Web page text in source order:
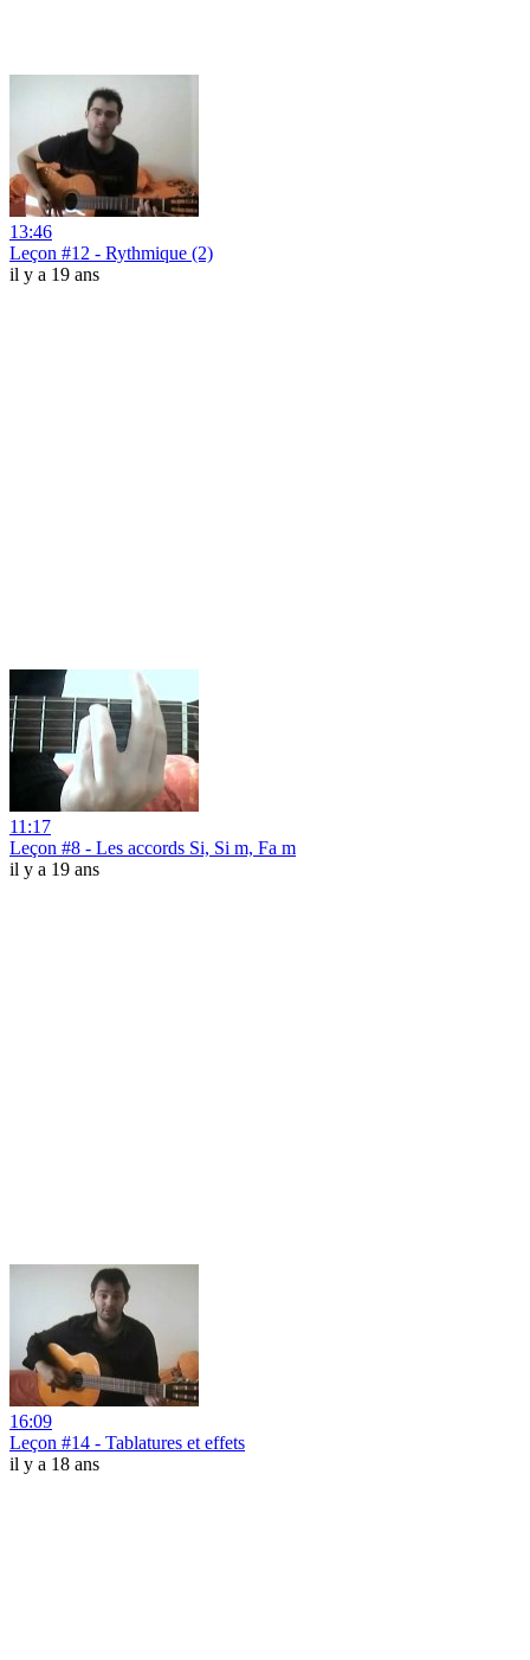
13:46
Leçon #12 - Rythmique (2)
il y a 19 ans
11:17
Leçon #8 - Les accords Si, Si m, Fa m
il y a 19 ans
16:09
Leçon #14 - Tablatures et effets
il y a 18 ans